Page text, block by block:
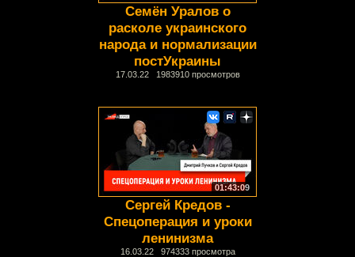
Семён Уралов о
расколе украинского
народа и нормализации
постУкраины
17.03.22 1983910 просмотров
01:43:09
Сергей Кредов -
Спецоперация и уроки
ленинизма
16.03.22 974333 просмотра